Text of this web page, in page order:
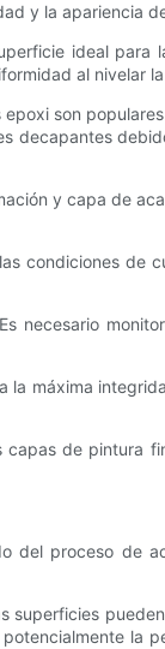
y la apariencia
ideal para
al nivelar
son
decapantes
y capa de
condiciones de
necesario
la máxima
de pintura
del proceso de
superficies
la